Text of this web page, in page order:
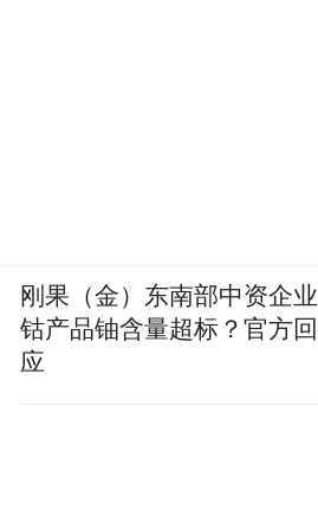
刚果（金）东南部中资企业
钴产品铀含量超标？官方回
应